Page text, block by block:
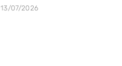
13/07/2026